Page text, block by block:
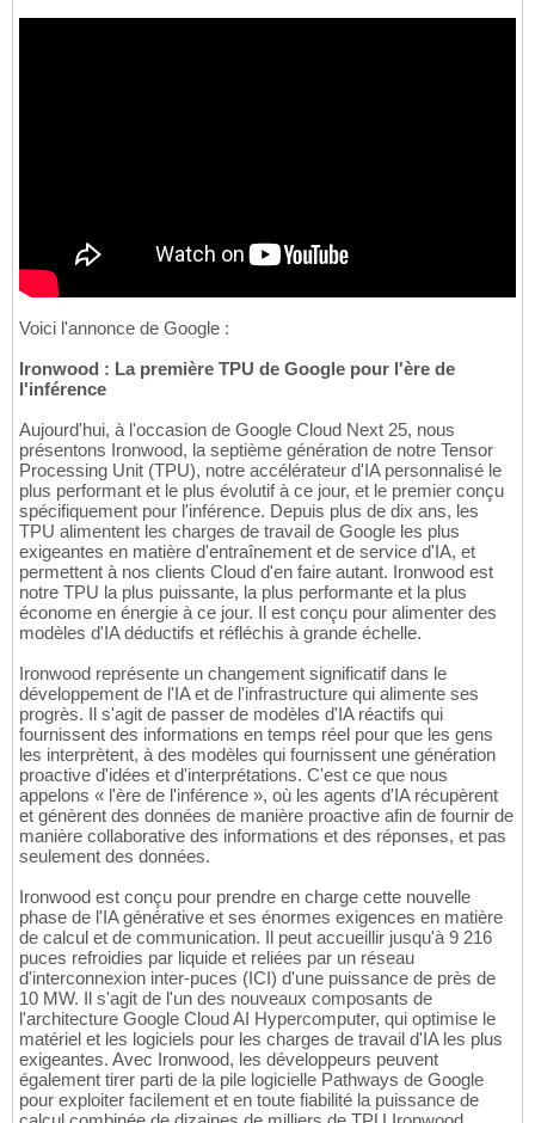
Voici l'annonce de Google :
Ironwood : La première TPU de Google pour l'ère de
l'inférence
Aujourd'hui, à l'occasion de Google Cloud Next 25, nous
présentons Ironwood, la septième génération de notre Tensor
Processing Unit (TPU), notre accélérateur d'IA personnalisé le
plus performant et le plus évolutif à ce jour, et le premier conçu
spécifiquement pour l'inférence. Depuis plus de dix ans, les
TPU alimentent les charges de travail de Google les plus
exigeantes en matière d'entraînement et de service d'IA, et
permettent à nos clients Cloud d'en faire autant. Ironwood est
notre TPU la plus puissante, la plus performante et la plus
économe en énergie à ce jour. Il est conçu pour alimenter des
modèles d'IA déductifs et réfléchis à grande échelle.
Ironwood représente un changement significatif dans le
développement de l'IA et de l'infrastructure qui alimente ses
progrès. Il s'agit de passer de modèles d'IA réactifs qui
fournissent des informations en temps réel pour que les gens
les interprètent, à des modèles qui fournissent une génération
proactive d'idées et d'interprétations. C'est ce que nous
appelons « l'ère de l'inférence », où les agents d'IA récupèrent
et génèrent des données de manière proactive afin de fournir de
manière collaborative des informations et des réponses, et pas
seulement des données.
Ironwood est conçu pour prendre en charge cette nouvelle
phase de l'IA générative et ses énormes exigences en matière
de calcul et de communication. Il peut accueillir jusqu'à 9 216
puces refroidies par liquide et reliées par un réseau
d'interconnexion inter-puces (ICI) d'une puissance de près de
10 MW. Il s'agit de l'un des nouveaux composants de
l'architecture Google Cloud AI Hypercomputer, qui optimise le
matériel et les logiciels pour les charges de travail d'IA les plus
exigeantes. Avec Ironwood, les développeurs peuvent
également tirer parti de la pile logicielle Pathways de Google
pour exploiter facilement et en toute fiabilité la puissance de